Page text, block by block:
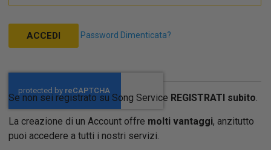
ACCEDI Password Dimenticata?
Se non sei registrato su Song Service REGISTRATI subito.
La creazione di un Account offre molti vantaggi, anzitutto
puoi accedere a tutti i nostri servizi.